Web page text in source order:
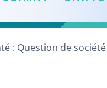
: Question de société